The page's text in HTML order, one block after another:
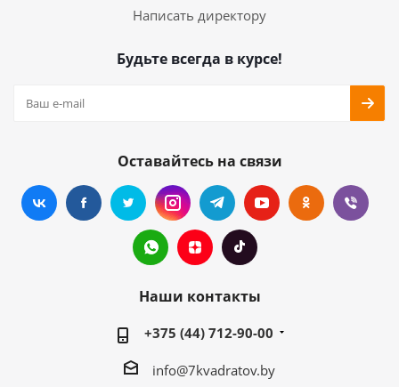
Написать директору
Будьте всегда в курсе!
Оставайтесь на связи
Наши контакты
+375 (44) 712-90-00
info@7kvadratov.by